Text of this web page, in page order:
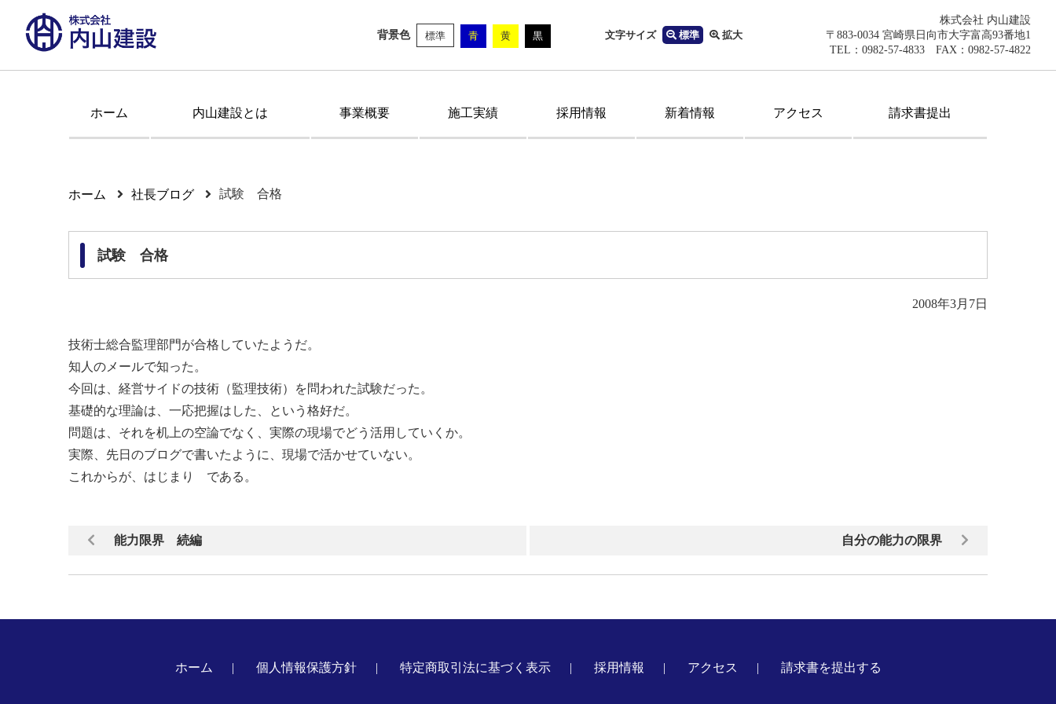
背景色 標準 青 黄 黒 文字サイズ 標準 拡大
株式会社 内山建設
〒883-0034 宮崎県日向市大字富高93番地1
TEL：0982-57-4833 FAX：0982-57-4822
ホーム 内山建設とは 事業概要 施工実績 採用情報 新着情報 アクセス 請求書提出
ホーム 社長ブログ 試験 合格
試験 合格
2008年3月7日
技術士総合監理部門が合格していたようだ。
知人のメールで知った。
今回は、経営サイドの技術（監理技術）を問われた試験だった。
基礎的な理論は、一応把握はした、という格好だ。
問題は、それを机上の空論でなく、実際の現場でどう活用していくか。
実際、先日のブログで書いたように、現場で活かせていない。
これからが、はじまり である。
能力限界 続編 自分の能力の限界
ホーム 個人情報保護方針 特定商取引法に基づく表示 採用情報 アクセス 請求書を提出する